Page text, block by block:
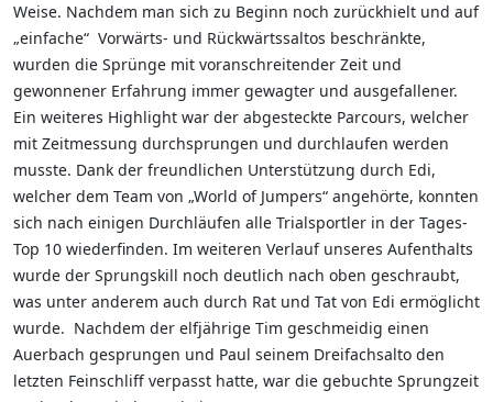
Weise. Nachdem man sich zu Beginn noch zurückhielt und auf
„einfache“ Vorwärts- und Rückwärtssaltos beschränkte,
wurden die Sprünge mit voranschreitender Zeit und
gewonnener Erfahrung immer gewagter und ausgefallener.
Ein weiteres Highlight war der abgesteckte Parcours, welcher
mit Zeitmessung durchsprungen und durchlaufen werden
musste. Dank der freundlichen Unterstützung durch Edi,
welcher dem Team von „World of Jumpers“ angehörte, konnten
sich nach einigen Durchläufen alle Trialsportler in der Tages-
Top 10 wiederfinden. Im weiteren Verlauf unseres Aufenthalts
wurde der Sprungskill noch deutlich nach oben geschraubt,
was unter anderem auch durch Rat und Tat von Edi ermöglicht
wurde. Nachdem der elfjährige Tim geschmeidig einen
Auerbach gesprungen und Paul seinem Dreifachsalto den
letzten Feinschliff verpasst hatte, war die gebuchte Sprungzeit